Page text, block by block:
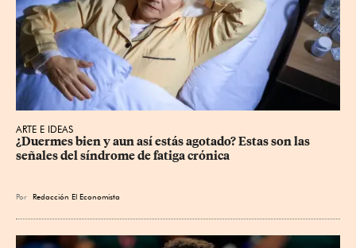
ARTE E IDEAS
¿Duermes bien y aun así estás agotado? Estas son las
señales del síndrome de fatiga crónica
Por Redacción El Economista